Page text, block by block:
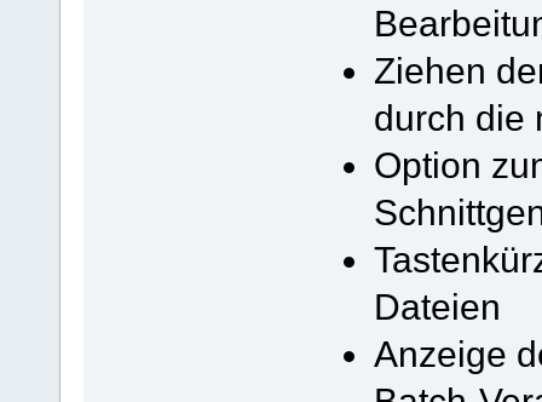
Ziehen
durch die
Option
Dateien
Anzeige